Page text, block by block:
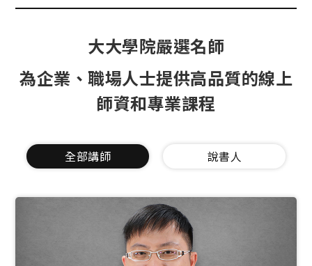
大大學院嚴選名師
為企業、職場人士提供高品質的線上
師資和專業課程
全部講師 說書人